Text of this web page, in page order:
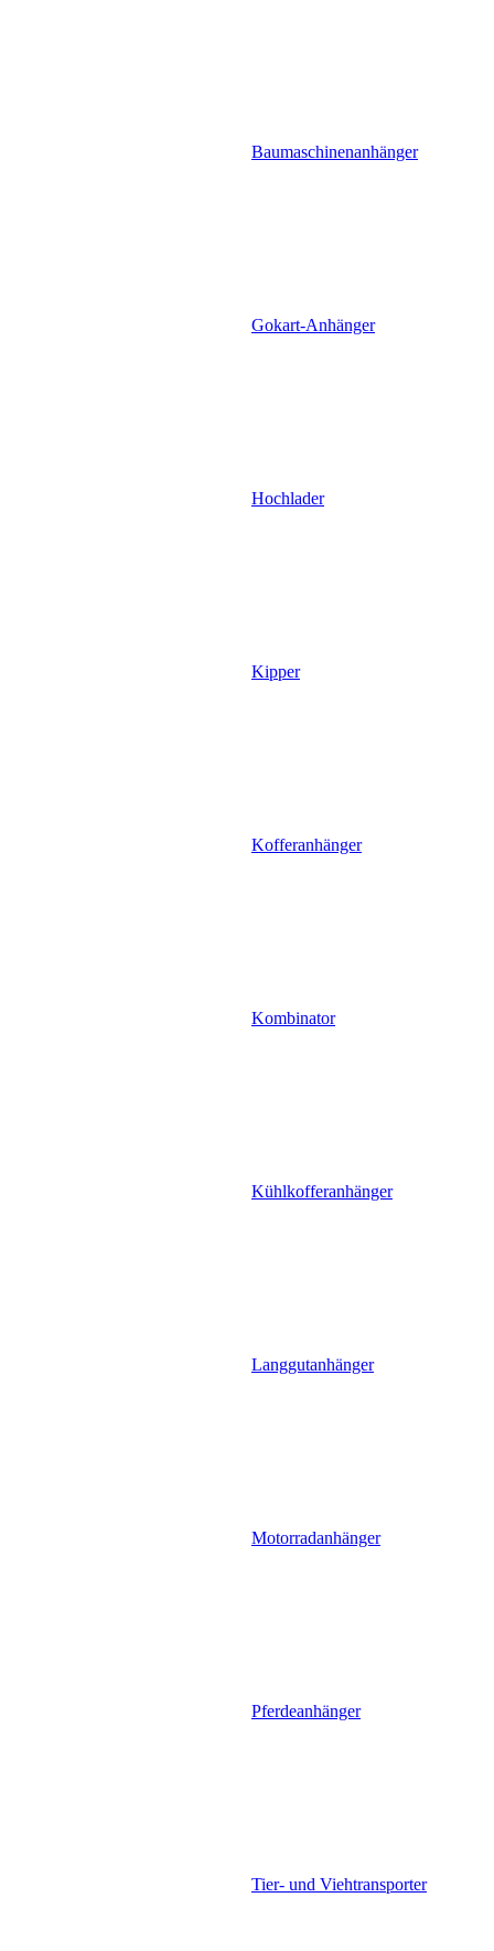
Baumaschinenanhänger
Gokart-Anhänger
Hochlader
Kipper
Kofferanhänger
Kombinator
Kühlkofferanhänger
Langgutanhänger
Motorradanhänger
Pferdeanhänger
Tier- und Viehtransporter